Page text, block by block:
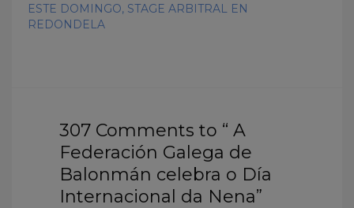
ESTE DOMINGO, STAGE ARBITRAL EN
REDONDELA
307 Comments to “ A
Federación Galega de
Balonmán celebra o Día
Internacional da Nena”